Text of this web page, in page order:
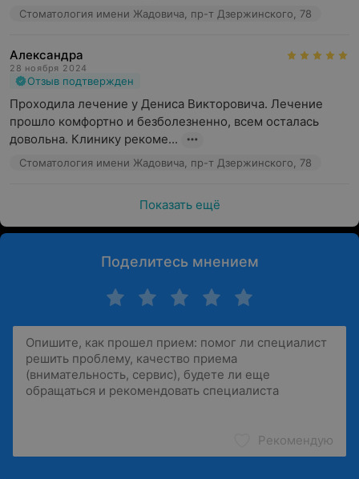
Стоматология имени Жадовича, пр-т Дзержинского, 78
Александра
28 ноября 2024
Отзыв подтвержден
Проходила лечение у Дениса Викторовича. Лечение
прошло комфортно и безболезненно, всем осталась
довольна. Клинику рекоме...
Стоматология имени Жадовича, пр-т Дзержинского, 78
Показать ещё
Поделитесь мнением
Рекомендую